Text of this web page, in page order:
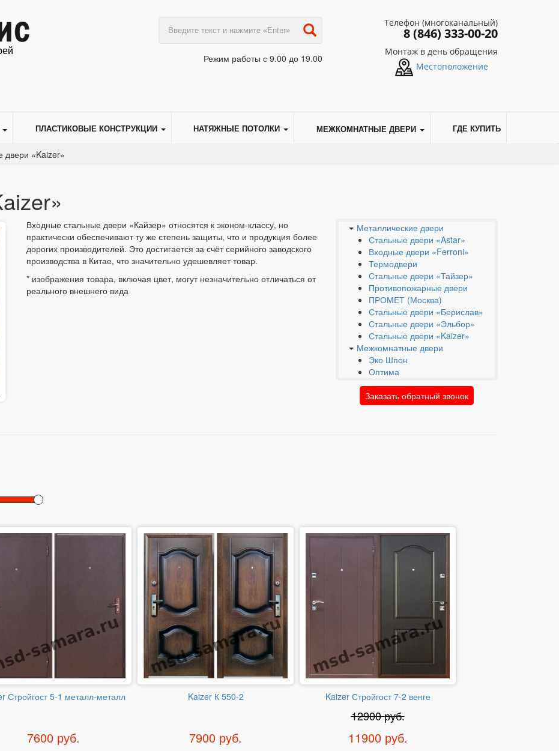
Режим работы с 9.00 до 19.00
Телефон (многоканальный)
8 (846) 333-00-20
Монтаж в день обращения
Местоположение
ПЛАСТИКОВЫЕ КОНСТРУКЦИИ НАТЯЖНЫЕ ПОТОЛКИ МЕЖКОМНАТНЫЕ ДВЕРИ ГДЕ КУПИТЬ
двери «Kaizer»
Входные стальные двери «Кайзер» относятся к эконом-классу, но
практически обеспечивают ту же степень защиты, что и продукция более
дорогих производителей. Это достигается за счёт серийного заводского
производства в Китае, что значительно удешевляет товар.
* изображения товара, включая цвет, могут незначительно отличаться от
реального внешнего вида
Металлические двери
Стальные двери «Astar»
Входные двери «Ferroni»
Термодвери
Стальные двери «Тайзер»
Противопожарные двери
ПРОМЕТ (Москва)
Стальные двери «Берислав»
Стальные двери «Эльбор»
Стальные двери «Kaizer»
Межкомнатные двери
Эко Шпон
Оптима
Заказать обратный звонок
Стройгост 5-1 металл-металл
7600 руб.
Kaizer К 550-2
7900 руб.
Kaizer Стройгост 7-2 венге
12900 руб.
11900 руб.